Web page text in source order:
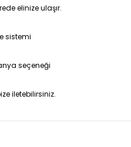
elinize ulaşır.
sistemi
seçeneği
iletebilirsiniz.